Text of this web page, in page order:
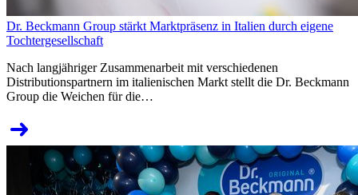
Dr. Beckmann Group stärkt Marktpräsenz in Italien durch eigene
Tochtergesellschaft
Nach langjähriger Zusammenarbeit mit verschiedenen
Distributionspartnern im italienischen Markt stellt die Dr. Beckmann
Group die Weichen für die…